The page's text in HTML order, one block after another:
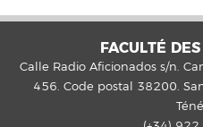
FACULTÉ
Calle Radio Aficionados s/n.
456. Code postal 38200.